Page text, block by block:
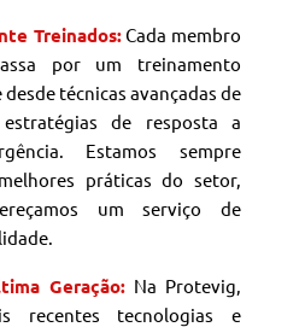
Treinados:Cada membro
por um treinamento
técnicas avançadas de
de resposta a
Estamos sempre
práticas do setor,
um serviço de
Geração: Na Protevig,
recentes tecnologias e